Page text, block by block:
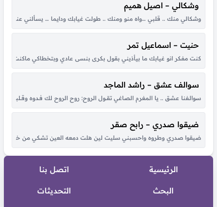
وشكالي – اصيل هميم
وشكالي منك .. قلبي …واه منو ومنك .. طولت غيابك ودايما … يسألني عنك
حنيت – اسماعيل تمر
كنت مفكر انو غيابك ما بيأذيني بقول بكرى بنسى عادي وبتخطاكي ماكنت
سوالف عشق – راشد الماجد
سوالـفنا عشق .. يا المغرم الصاغي تقــول الروح: روح الروح لك فـدوه وقــلبي لـو
ضيقوا صدري – رابح صقر
ضيقوا صدري وطروه واحسبني سليت لين هلت دمعه العين تشكي من خطاه لي
الرئيسية اتصل بنا
البحث التحديثات